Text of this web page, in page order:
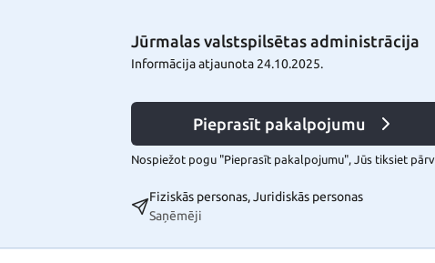
Jūrmalas valstspilsētas administrācija
Informācija atjaunota 24.10.2025.
Pieprasīt pakalpojumu
Nospiežot pogu "Pieprasīt pakalpojumu", Jūs tiksiet
Fiziskās personas, Juridiskās personas
Saņēmēji